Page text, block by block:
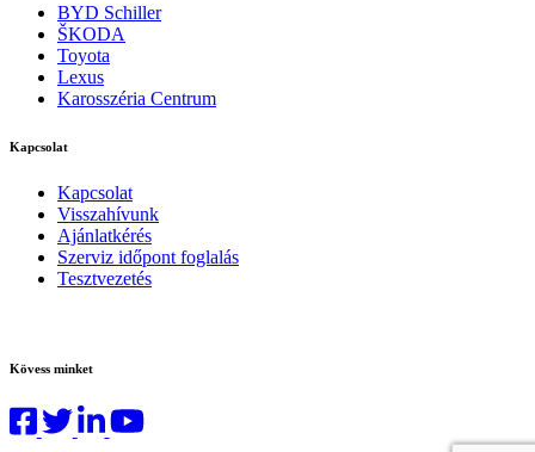
BYD Schiller
ŠKODA
Toyota
Lexus
Karosszéria Centrum
Kapcsolat
Kapcsolat
Visszahívunk
Ajánlatkérés
Szerviz időpont foglalás
Tesztvezetés
Kövess minket